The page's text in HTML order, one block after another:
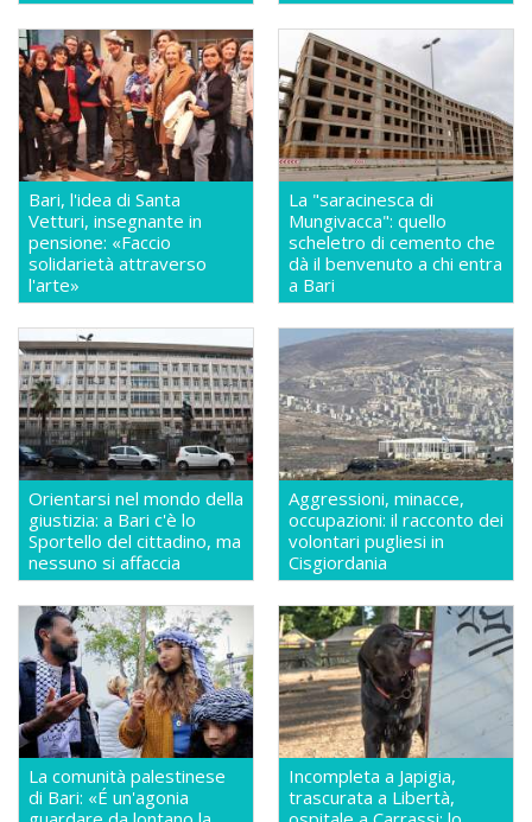
Bari, l'idea di Santa
Vetturi, insegnante in
pensione: «Faccio
solidarietà attraverso
l'arte»
La "saracinesca di
Mungivacca": quello
scheletro di cemento che
dà il benvenuto a chi entra
a Bari
Orientarsi nel mondo della
giustizia: a Bari c'è lo
Sportello del cittadino, ma
nessuno si affaccia
Aggressioni, minacce,
occupazioni: il racconto dei
volontari pugliesi in
Cisgiordania
La comunità palestinese
di Bari: «É un'agonia
Incompleta a Japigia,
trascurata a Libertà,